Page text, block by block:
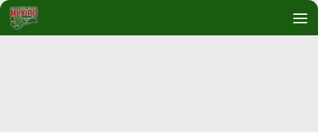
Debajo del contenido